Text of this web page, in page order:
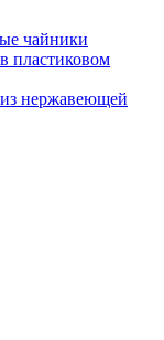
чайники
пластиковом
нержавеющей